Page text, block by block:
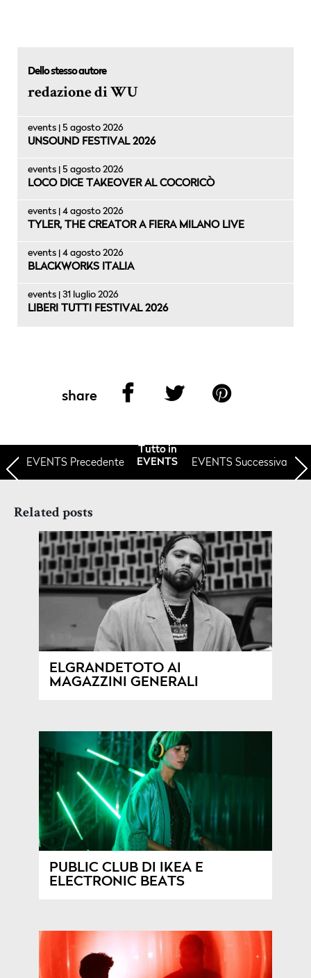
Dello stesso autore
redazione di WU
events | 5 agosto 2026
UNSOUND FESTIVAL 2026
events | 5 agosto 2026
LOCO DICE TAKEOVER AL COCORICÒ
events | 4 agosto 2026
TYLER, THE CREATOR A FIERA MILANO LIVE
events | 4 agosto 2026
BLACKWORKS ITALIA
events | 31 luglio 2026
LIBERI TUTTI FESTIVAL 2026
share
EVENTS Precedente
Tutto in
EVENTS
EVENTS Successiva
Related posts
ELGRANDETOTO AI
MAGAZZINI GENERALI
PUBLIC CLUB DI IKEA E
ELECTRONIC BEATS